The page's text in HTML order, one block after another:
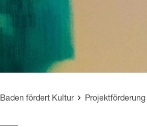
Baden fördert Kultur Projektförderung